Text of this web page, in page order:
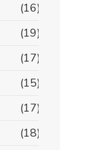
(16)
(19)
(17)
(15)
(17)
(18)